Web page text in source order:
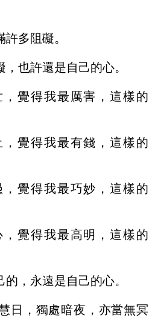
多阻礙。
也許還是自己的心。
覺得我最厲害，這樣的
覺得我最有錢，這樣的
覺得我最巧妙，這樣的
覺得我最高明，這樣的
，永遠是自己的心。
日，獨處暗夜，亦當無冥